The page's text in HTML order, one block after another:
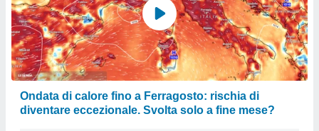
Ondata di calore fino a Ferragosto: rischia di
diventare eccezionale. Svolta solo a fine mese?